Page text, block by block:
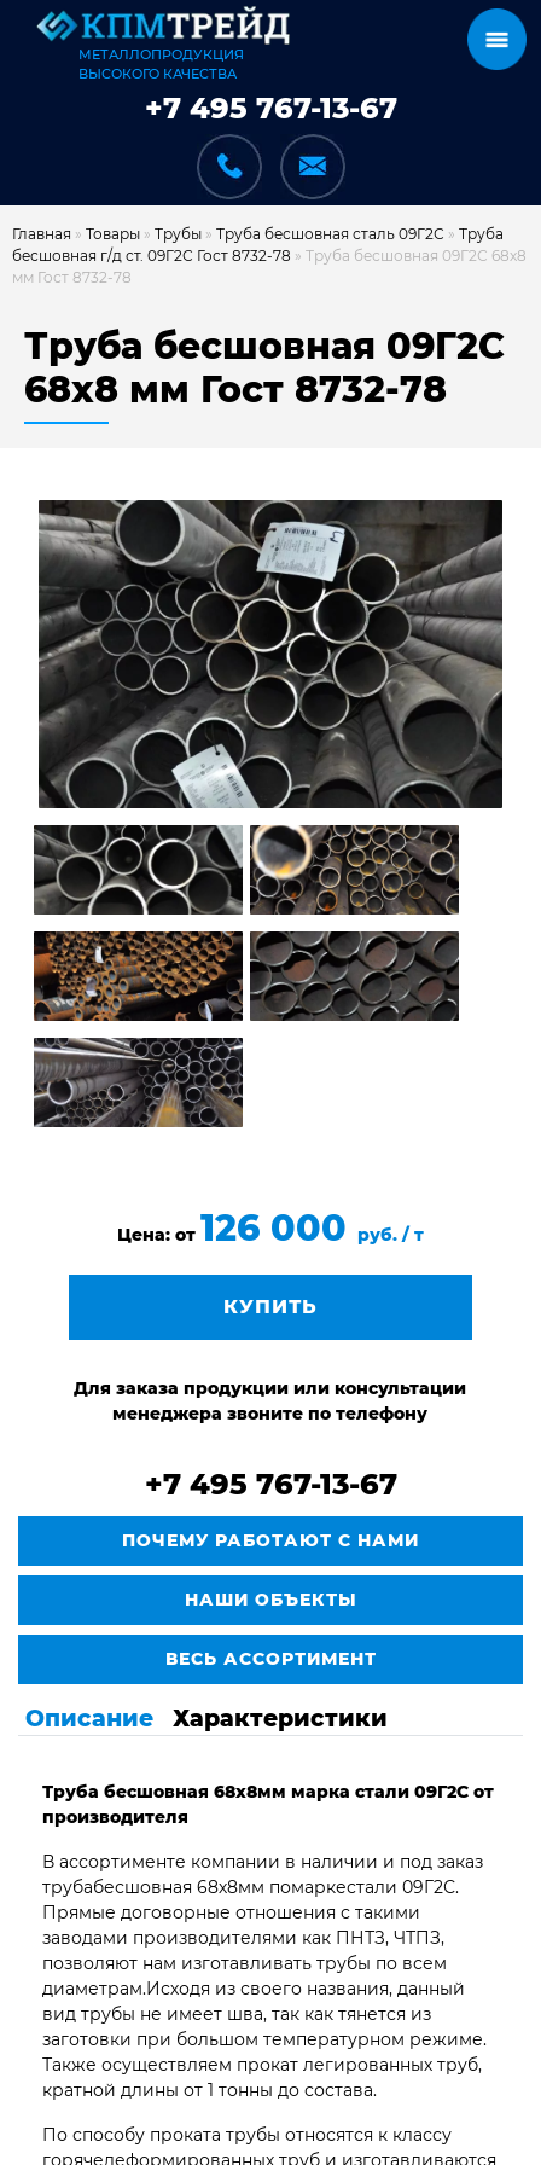
МЕТАЛЛОПРОДУКЦИЯ
ВЫСОКОГО КАЧЕСТВА
+7 495 767-13-67
ДОСТАВКА И ОПЛАТА
НАШИ ОБЪЕКТЫ
ОТЗЫВЫ
О НАС
БЛОГ
КОНТАКТЫ
Главная » Товары » Трубы » Труба бесшовная сталь 09Г2С » Труба
бесшовная г/д ст. 09Г2С Гост 8732-78 » Труба бесшовная 09Г2С 68х8
мм Гост 8732-78
Труба бесшовная 09Г2С
68х8 мм Гост 8732-78
Цена: от 126 000 руб. / т
КУПИТЬ
Для заказа продукции или консультации
менеджера звоните по телефону
+7 495 767-13-67
ПОЧЕМУ РАБОТАЮТ С НАМИ
НАШИ ОБЪЕКТЫ
ВЕСЬ АССОРТИМЕНТ
Описание Характеристики
Труба бесшовная 68х8мм марка стали 09Г2С от
производителя
В ассортименте компании в наличии и под заказ
трубабесшовная 68х8мм помаркестали 09Г2С.
Прямые договорные отношения с такими
заводами производителями как ПНТЗ, ЧТПЗ,
позволяют нам изготавливать трубы по всем
диаметрам.Исходя из своего названия, данный
вид трубы не имеет шва, так как тянется из
заготовки при большом температурном режиме.
Также осуществляем прокат легированных труб,
кратной длины от 1 тонны до состава.
По способу проката трубы относятся к классу
горячедеформированных труб и изготавливаются